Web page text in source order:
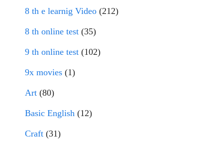
8 th e learnig Video (212)
8 th online test (35)
9 th online test (102)
9x movies (1)
Art (80)
Basic English (12)
Craft (31)